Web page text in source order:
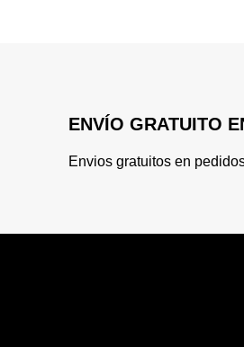
ENVÍO GRATUITO
Envios gratuitos en